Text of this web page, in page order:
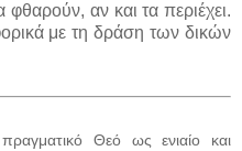
φθαρούν, αν και τα περιέχει.
με τη δράση των δικών
Θεό ως ενιαίο και